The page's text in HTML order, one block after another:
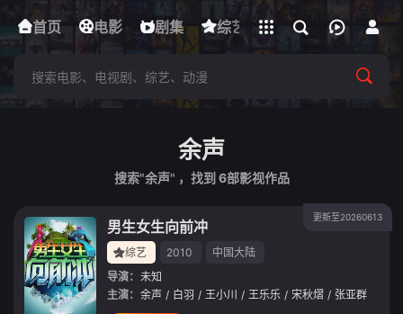
首页 电影 剧集 综艺 动漫 短剧
下载客户端
立即登录
余声
搜索"余声" ，找到 6部影视作品
更新至20260613
男生女生向前冲
综艺 2010
中国大陆
导演： 未知
主演： 余声 / 白羽 / 王小川 / 王乐乐 / 宋秋熠 / 张亚群